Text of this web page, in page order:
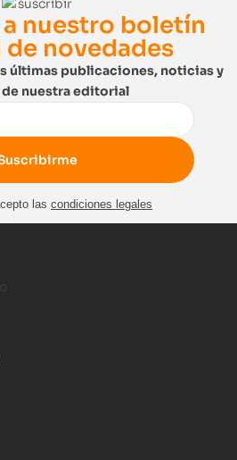
nuestro boletín
de novedades
últimas publicaciones, noticias y
nuestra editorial
las condiciones legales